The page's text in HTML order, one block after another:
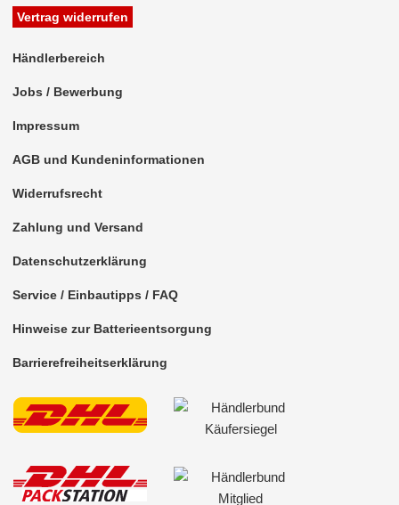
für Honda
für Lancia
für Land Rover
für Lexus
für MAN
für Mazda
für Mercedes-Benz
für Mini
Vertrag widerrufen
Händlerbereich
Jobs / Bewerbung
Impressum
AGB und Kundeninformationen
Widerrufsrecht
Zahlung und Versand
Datenschutzerklärung
Service / Einbautipps / FAQ
Hinweise zur Batterieentsorgung
Barrierefreiheitserklärung